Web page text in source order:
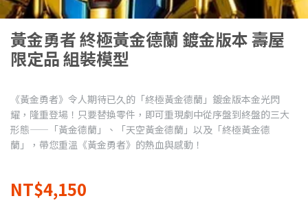
黃金勇者 終極黃金德蘭 鍍金版本 壽屋
限定品 組裝模型
《黃金勇者》令人期待已久的「終極黃金德蘭」鍍金版本金光閃
耀，隆重登場！只要替換零件，即可重現劇中從序盤到終盤的三大
形態——「黃金德蘭」、「天空黃金德蘭」以及「終極黃金德
蘭」，帶您重溫《黃金勇者》的熱血與感動！
NT$4,150